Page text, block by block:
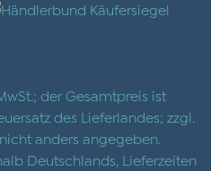
der Gesamtpreis ist
des Lieferlandes; zzgl.
nicht anders angegeben.
Deutschlands, Lieferzeiten